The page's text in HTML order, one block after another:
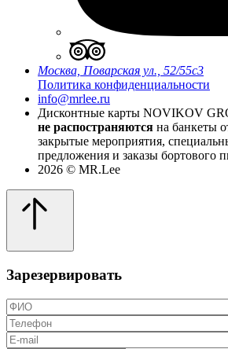
Москва, Поварская ул., 52/55с3
Политика конфиденциальности
info@mrlee.ru
Дисконтные карты NOVIKOV
не распостраняются на банкеты
закрытые мероприятия,
предложения и заказы бортового
2026 © MR.Lee
Зарезервировать